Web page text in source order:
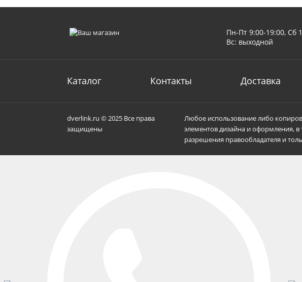
Пн-Пт 9:00-19:00, Сб
Вс: выходной
Каталог Контакты Доставка
dverlink.ru © 2025 Все права
защищены
Любое использование либо
элементов дизайна и оформления,
разрешения правообладателя и